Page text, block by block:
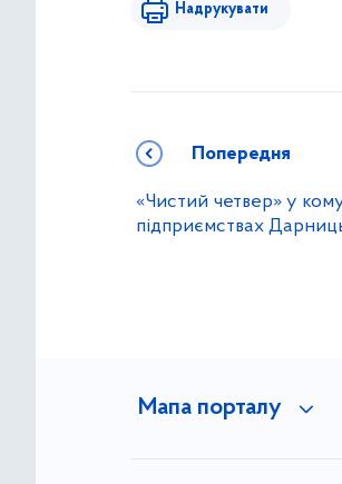
Надрукувати
Попередня
«Чистий четвер» у
підприємствах
Мапа порталу